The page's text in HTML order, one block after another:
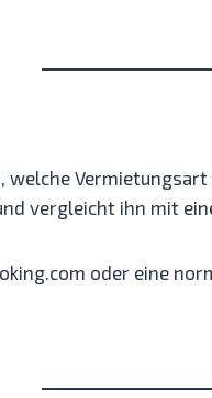
vergleicht ihn mit
oder eine